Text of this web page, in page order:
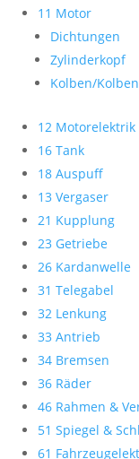
11 Motor
Dichtungen
Zylinderkopf
Kolben/
12 Motorelektrik
16 Tank
18 Auspuff
13 Vergaser
21 Kupplung
23 Getriebe
26 Kardanwelle
31 Telegabel
32 Lenkung
33 Antrieb
34 Bremsen
36 Räder
46 Rahmen &
51 Spiegel &
61